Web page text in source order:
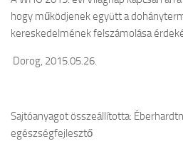
hogy működjenek együtt a
kereskedelmének felszámolása
Dorog, 2015.05.26.
Sajtóanyagot összeállította:
egészségfejlesztő